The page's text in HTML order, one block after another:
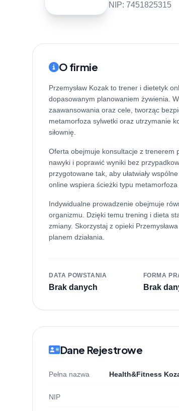
NIP: 7451825315
O firmie
Przemysław Kozak to trener i dietetyk
dopasowanym planowaniem żywienia.
zaawansowania oraz cele, tworząc
metamorfoza sylwetki oraz utrzymanie
siłownię.
Oferta obejmuje konsultacje z trenerem
nawyki i poprawić wyniki bez
przygotowane tak, aby ułatwiały
online wspiera ścieżki typu
Indywidualne prowadzenie obejmuje
organizmu. Dzięki temu trening i dieta
zmiany. Skorzystaj z opieki
planem działania.
DATA POWSTANIA
Brak danych
FORMA
Brak
Dane Rejestrowe
Pełna nazwa Health&Fitness
NIP